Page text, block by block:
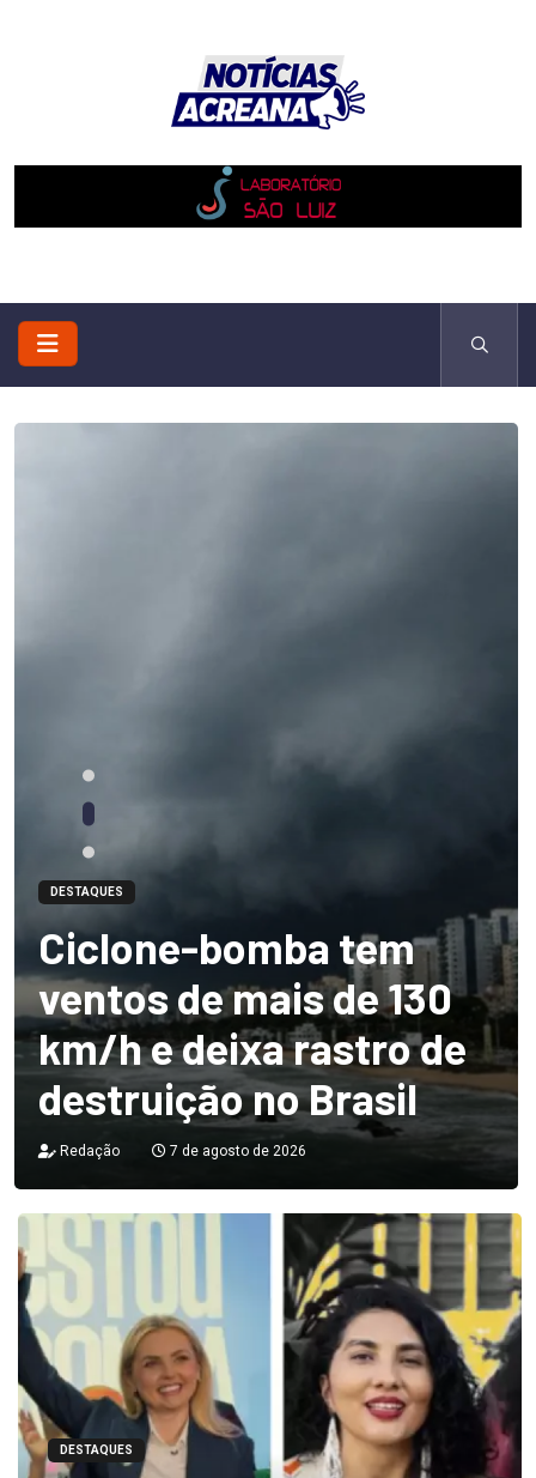
DESTAQUES
Ciclone-bomba tem
ventos de mais de 130
km/h e deixa rastro de
destruição no Brasil
Redação 7 de agosto de 2026
DESTAQUES